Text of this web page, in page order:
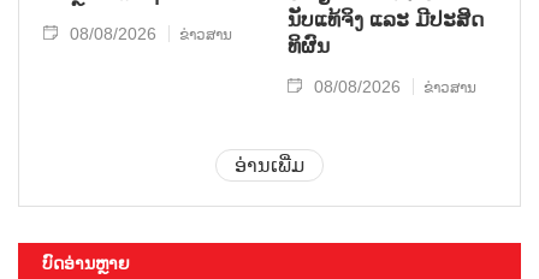
08/08/2026 ຂ່າວສານ
ນັບ​ແທ້​ຈິງ ແລະ ມີ​ປະ​ສິດ​
ທິ​ຜົນ
08/08/2026 ຂ່າວສານ
ອ່ານເພີ່ມ
ບົດອ່ານຫຼາຍ